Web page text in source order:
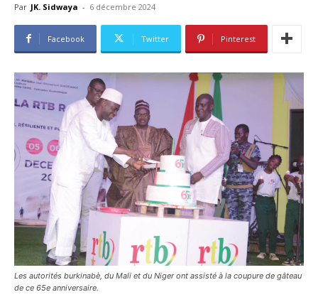
Par JK. Sidwaya - 6 décembre 2024
Facebook Twitter Pinterest
Les autorités burkinabè, du Mali et du Niger ont assisté à la coupure de gâteau
de ce 65e anniversaire.